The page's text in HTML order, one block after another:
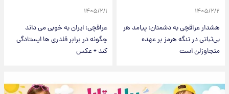
۱۴۰۵/۲/۲
هشدار عراقچی به دشمنان: پیامد هر
بی‌ثباتی در تنگه هرمز بر عهده
متجاوزلن است
۱۴۰۵/۲/۱
عراقچی: ایران به خوبی می داند
چگونه در برابر قلدری ها ایستادگی
کند + عکس